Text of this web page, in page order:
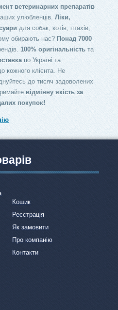
ветеринарних препаратів
улюбленців. Ліки,
для собак, котів, птахів,
обирають нас? Понад 7000
100% оригінальність та
по Україні та
кожного клієнта. Не
до тисяч задоволених
відмінну якість за
покупок!
Кошик
Реєстрація
Як замовити
Про компанію
Контакти